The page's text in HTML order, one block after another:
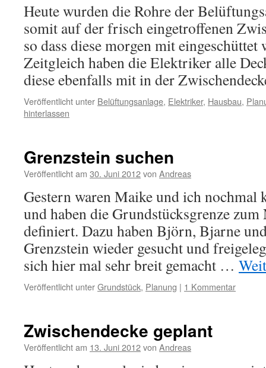
Heute wurden die Rohre der
somit auf der frisch eingetroffenen
so dass diese morgen mit eingeschüttet
Zeitgleich haben die Elektriker alle
diese ebenfalls mit in der
Veröffentlicht unter Belüftungsanlage, Elektriker, Hausbau,
hinterlassen
Grenzstein suchen
Veröffentlicht am 30. Juni 2012von Andreas
Gestern waren Maike und ich nochmal
und haben die Grundstücksgrenze
definiert. Dazu haben Björn, Bjarne
Grenzstein wieder gesucht und
sich hier mal sehr breit gemacht …
Veröffentlicht unterGrundstück, Planung | 1 Kommentar
Zwischendecke geplant
Veröffentlicht am 13. Juni 2012von Andreas